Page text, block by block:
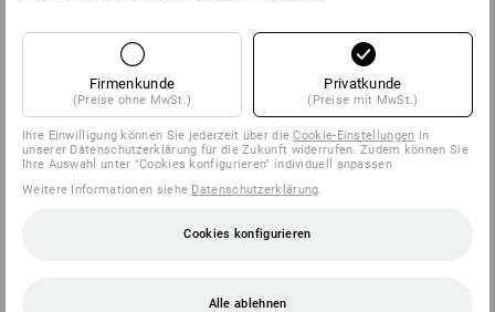
Firmenkunde
(Preise ohne MwSt.)
Privatkunde
(Preise mit MwSt.)
Ihre Einwilligung können Sie jederzeit über dieCookie-Einstellungen in
unserer Datenschutzerklärung für die Zukunft widerrufen. Zudem können Sie
Ihre Auswahl unter "Cookies konfigurieren" individuell anpassen
Weitere Informationen siehe Datenschutzerklärung.
Cookies konfigurieren
Alle ablehnen